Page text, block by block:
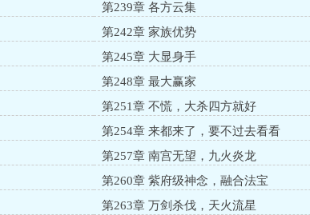
第239章 各方云集
第242章 家族优势
第245章 大显身手
第248章 最大赢家
第251章 不慌，大杀四方就好
第254章 来都来了，要不过去看看
第257章 南宫无望，九火炎龙
第260章 紫府级神念，融合法宝
第263章 万剑杀伐，天火流星